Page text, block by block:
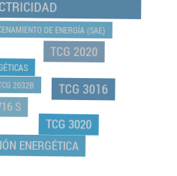
DE ENERGÍA (SAE)
TCG 2020
TCG 2032B TCG 3016
S
TCG 3020
ENERGÉTICA